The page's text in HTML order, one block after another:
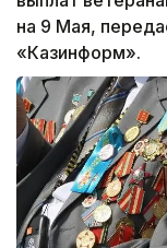
на 9 Мая,
«Казинформ».